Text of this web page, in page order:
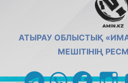
АТЫРАУ ОБЛЫСТЫҚ
МЕШІТІНІҢ
telegramwhatsappfacebook